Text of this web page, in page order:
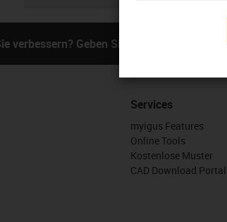
verbessern? Geben Sie uns Ihr Feedback.
Services
myigus Features
Online Tools
Kostenlose Muster
CAD Download Portal